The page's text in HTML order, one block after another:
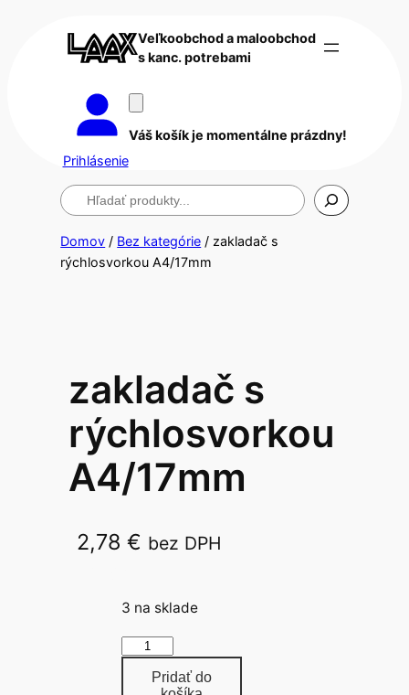
Veľkoobchod a maloobchod
s kanc. potrebami
Prihlásenie
Váš košík je momentálne prázdny!
Hľadanie
Domov / Bez kategórie / zakladač s
rýchlosvorkou A4/17mm
zakladač s
rýchlosvorkou
A4/17mm
2,78€ bez DPH
3 na sklade
Pridať do